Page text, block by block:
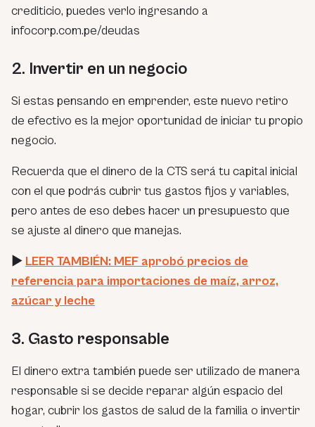
crediticio, puedes verlo ingresando a
infocorp.com.pe/deudas
2. Invertir en un negocio
Si estas pensando en emprender, este nuevo retiro
de efectivo es la mejor oportunidad de iniciar tu propio
negocio.
Recuerda que el dinero de la CTS será tu capital inicial
con el que podrás cubrir tus gastos fijos y variables,
pero antes de eso debes hacer un presupuesto que
se ajuste al dinero que manejas.
► LEER TAMBIÉN: MEF aprobó precios de
referencia para importaciones de maíz, arroz,
azúcar y leche
3. Gasto responsable
El dinero extra también puede ser utilizado de manera
responsable si se decide reparar algún espacio del
hogar, cubrir los gastos de salud de la familia o invertir